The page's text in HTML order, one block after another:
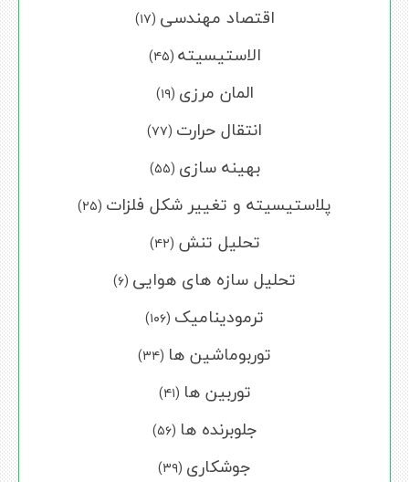
اقتصاد مهندسی (۱۷)
الاستیسیته (۴۵)
المان مرزی (۱۹)
انتقال حرارت (۷۷)
بهینه سازی (۵۵)
پلاستیسیته و تغییر شکل فلزات (۲۵)
تحلیل تنش (۴۲)
تحلیل سازه های هوایی (۶)
ترمودینامیک (۱۰۶)
توربوماشین ها (۳۴)
توربین ها (۴۱)
جلوبرنده ها (۵۶)
جوشکاری (۳۹)